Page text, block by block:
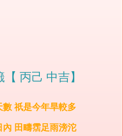
丙己 中吉】
祇是今年旱較多
內 田疇霑足雨滂沱